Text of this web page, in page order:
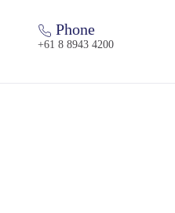
Phone
+61 8 8943 4200